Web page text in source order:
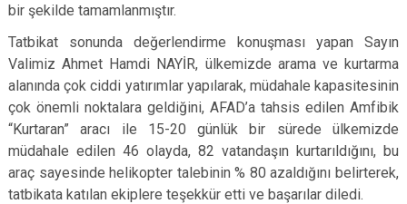
bir şekilde tamamlanmıştır.
Tatbikat sonunda değerlendirme konuşması yapan Sayın
Valimiz Ahmet Hamdi NAYİR, ülkemizde arama ve kurtarma
alanında çok ciddi yatırımlar yapılarak, müdahale kapasitesinin
çok önemli noktalara geldiğini, AFAD’a tahsis edilen Amfibik
“Kurtaran” aracı ile 15-20 günlük bir sürede ülkemizde
müdahale edilen 46 olayda, 82 vatandaşın kurtarıldığını, bu
araç sayesinde helikopter talebinin % 80 azaldığını belirterek,
tatbikata katılan ekiplere teşekkür etti ve başarılar diledi.